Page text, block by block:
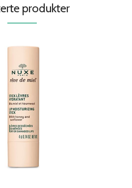
produkter